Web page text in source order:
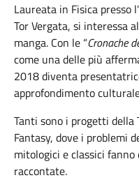
Laureata in Fisica presso
Tor Vergata, si interessa
manga. Con le “Cronache
come una delle più
2018 diventa
approfondimento
Tanti sono i progetti della
Fantasy, dove i problemi
mitologici e classici
raccontate.